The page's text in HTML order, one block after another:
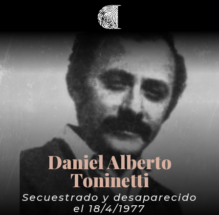
Daniel Alberto
Toninetti
Secuestrado y desaparecido
el 18/4/1977